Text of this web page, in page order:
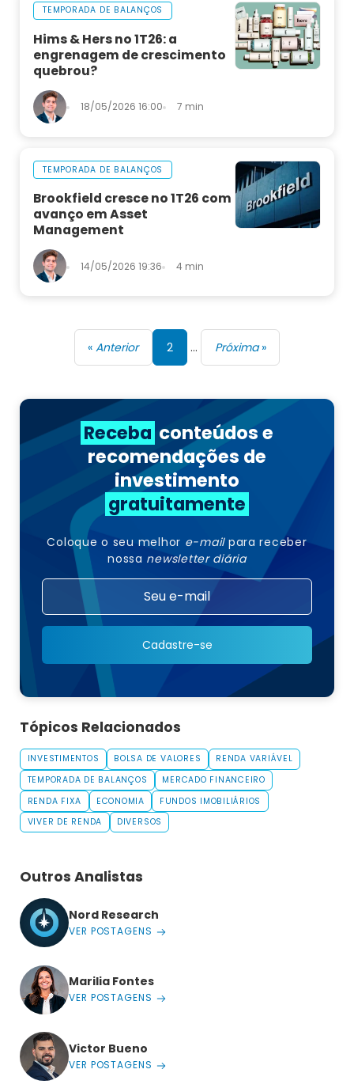
TEMPORADA DE BALANÇOS
Hims & Hers no 1T26: a
engrenagem de crescimento
quebrou?
18/05/2026 16:00 7 min
TEMPORADA DE BALANÇOS
Brookfield cresce no 1T26 com
avanço em Asset
Management
14/05/2026 19:36 4 min
« Anterior 2 … Próxima »
Receba conteúdos e
recomendações de
investimento
gratuitamente
Coloque o seu melhor e-mailpara receber
nossa newsletter diária
Cadastre-se
Tópicos Relacionados
INVESTIMENTOS BOLSA DE VALORES
RENDA VARIÁVEL
TEMPORADA DE BALANÇOS
MERCADO FINANCEIRO
RENDA FIXA
ECONOMIA
FUNDOS IMOBILIÁRIOS
VIVER DE RENDA
DIVERSOS
Outros Analistas
Nord Research
VER POSTAGENS
Marilia Fontes
VER POSTAGENS
Victor Bueno
VER POSTAGENS